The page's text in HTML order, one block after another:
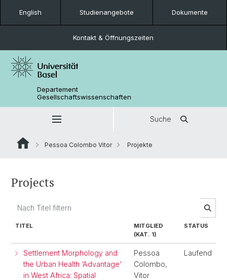
English Studienangebote Dokumente
Kontakt & Öffnungszeiten
Departement
Gesellschaftswissenschaften
Suche
Pessoa Colombo Vitor Projekte
Projects
TITEL
MITGLIED
(KAT. 1)
STATUS
Settlement Morphology and
the Urban Health ‘Advantage’
in West Africa: Spatial
Pessoa
Colombo,
Vitor
Laufend